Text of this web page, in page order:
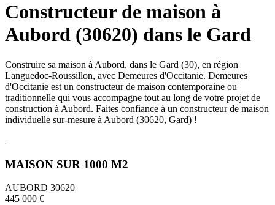
Constructeur de maison à
Aubord (30620) dans le Gard
Construire sa maison à Aubord, dans le Gard (30), en région
Languedoc-Roussillon, avec Demeures d'Occitanie. Demeures
d'Occitanie est un constructeur de maison contemporaine ou
traditionnelle qui vous accompagne tout au long de votre projet de
construction à Aubord. Faites confiance à un constructeur de maison
individuelle sur-mesure à Aubord (30620, Gard) !
MAISON SUR 1000 M2
AUBORD 30620
445 000 €